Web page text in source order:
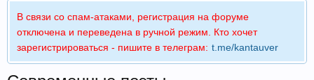
В связи со спам-атаками, регистрация на форуме
отключена и переведена в ручной режим. Кто хочет
зарегистрироваться - пишите в телеграм: t.me/kantauver